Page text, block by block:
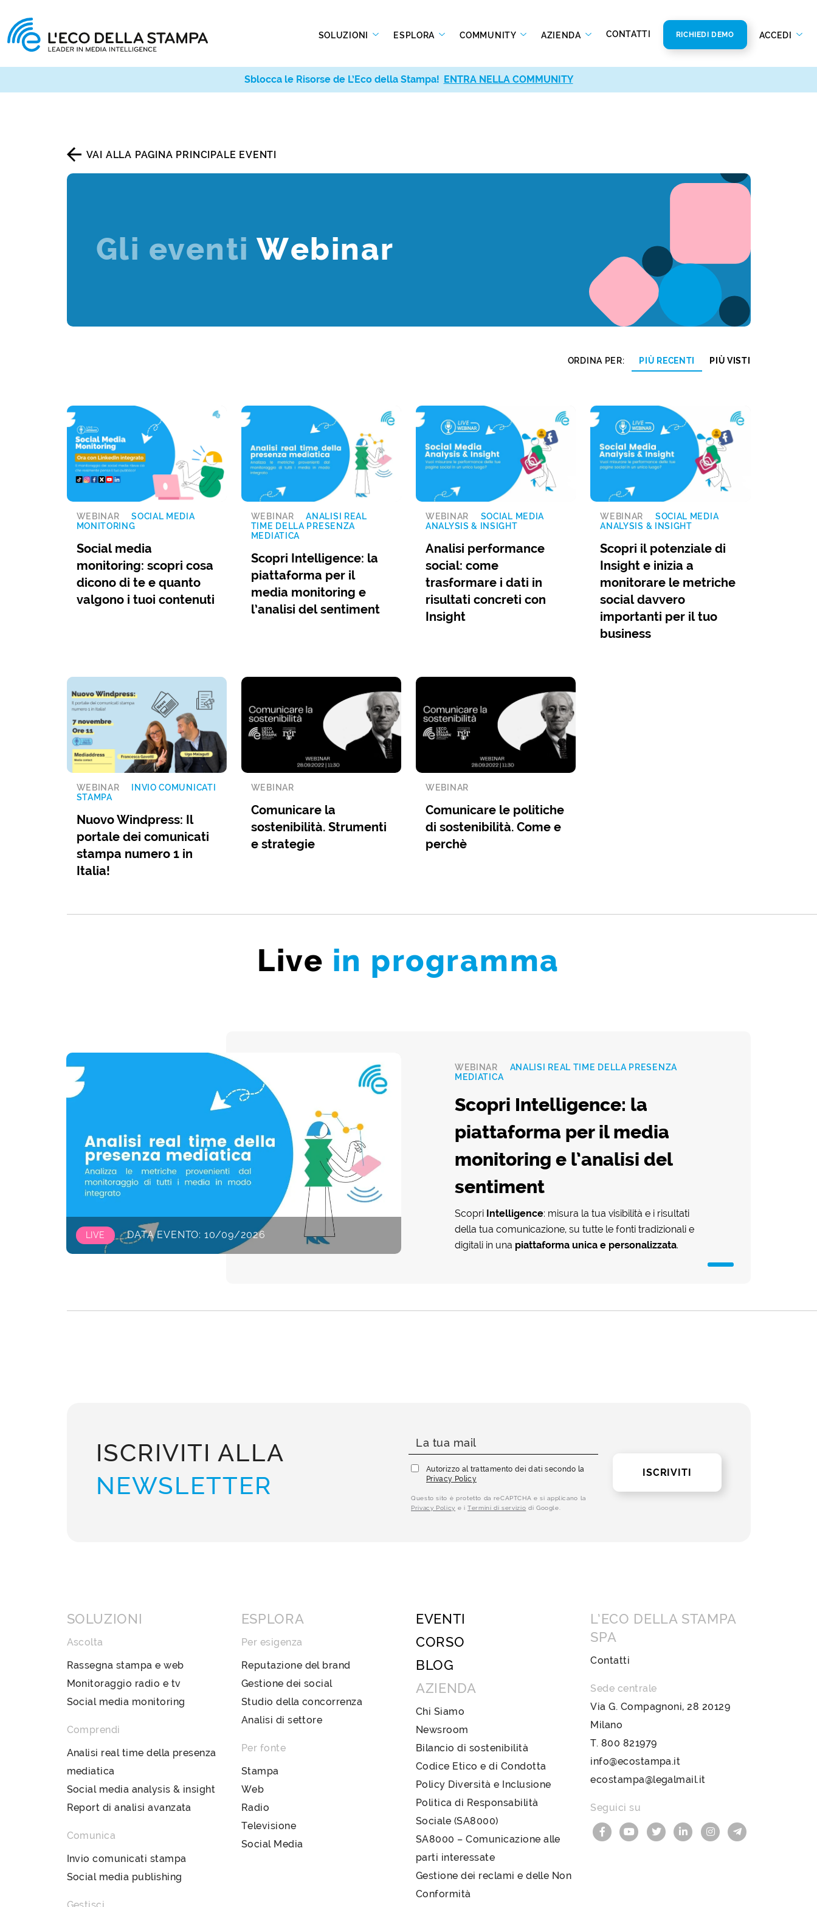
SOLUZIONI ESPLORA COMMUNITY AZIENDA CONTATTI RICHIEDI DEMO ACCEDI
VAI ALLA PAGINA PRINCIPALE EVENTI
Gli eventi Webinar
ORDINA PER: PIÙ RECENTI PIÙ VISTI
WEBINAR
SOCIAL MEDIA
MONITORING
Social media
monitoring: scopri cosa
dicono di te e quanto
valgono i tuoi contenuti
WEBINAR
ANALISI REAL
TIME DELLA PRESENZA
MEDIATICA
Scopri Intelligence: la
piattaforma per il
media monitoring e
l’analisi del sentiment
WEBINAR
SOCIAL MEDIA
ANALYSIS & INSIGHT
Analisi performance
social: come
trasformare i dati in
risultati concreti con
Insight
WEBINAR
SOCIAL MEDIA
ANALYSIS & INSIGHT
Scopri il potenziale di
Insight e inizia a
monitorare le metriche
social davvero
importanti per il tuo
business
WEBINAR
INVIO COMUNICATI
STAMPA
Nuovo Windpress: Il
portale dei comunicati
stampa numero 1 in
Italia!
WEBINAR
Comunicare la
sostenibilità. Strumenti
e strategie
WEBINAR
Comunicare le politiche
di sostenibilità. Come e
perchè
Live in programma
LIVE DATA EVENTO: 10/09/2026
WEBINAR
ANALISI REAL TIME DELLA PRESENZA
MEDIATICA
Scopri Intelligence: la
piattaforma per il media
monitoring e l’analisi del
sentiment
Scopri Intelligence: misura la tua visibilità e i risultati
della tua comunicazione, su tutte le fonti tradizionali e
digitali in una piattaforma unica e personalizzata.
ISCRIVITI ALLA
NEWSLETTER
Autorizzo al trattamento dei dati secondo la
Privacy Policy
Questo sito è protetto da reCAPTCHA e si applicano la
Privacy Policy e iTermini di servizio di Google.
ISCRIVITI
SOLUZIONI
Ascolta
Rassegna stampa e web
Monitoraggio radio e tv
Social media monitoring
Comprendi
Analisi real time della presenza
mediatica
Social media analysis & insight
Report di analisi avanzata
Comunica
Invio comunicati stampa
Social media publishing
ESPLORA
Per esigenza
Reputazione del brand
Gestione dei social
Studio della concorrenza
Analisi di settore
Per fonte
Stampa
Web
Radio
Televisione
Social Media
EVENTI
CORSO
BLOG
AZIENDA
Chi Siamo
Newsroom
Bilancio di sostenibilità
Codice Etico e di Condotta
Policy Diversità e Inclusione
Politica di Responsabilità
Sociale (SA8000)
SA8000 – Comunicazione alle
parti interessate
Gestione dei reclami e delle Non
Conformità
L’ECO DELLA STAMPA
SPA
Contatti
Sede centrale
Via G. Compagnoni, 28 20129
Milano
T. 800 821979
info@ecostampa.it
ecostampa@legalmail.it
Seguici su
Sblocca le Risorse de L’Eco della Stampa! ENTRA NELLA COMMUNITY